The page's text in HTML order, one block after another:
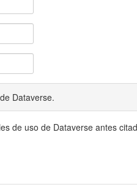
Dataverse.
de uso de Dataverse antes